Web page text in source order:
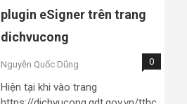
plugin eSigner trên trang
dichvucong
Nguyễn Quốc Dũng 0
Hiện tại khi vào trang